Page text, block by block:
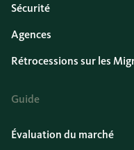
Sécurité
Agences
Rétrocessions sur les
Guide
Évaluation du marché